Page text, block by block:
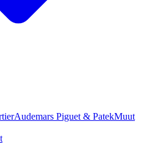
Audemars Piguet & PatekMuut